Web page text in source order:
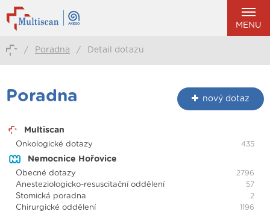
MENU
/ Poradna / Detail dotazu
Poradna nový dotaz
Multiscan
Onkologické dotazy 435
Nemocnice Hořovice
Obecné dotazy 2796
Anesteziologicko-resuscitační oddělení 57
Stomická poradna 2
Chirurgické oddělení 1196